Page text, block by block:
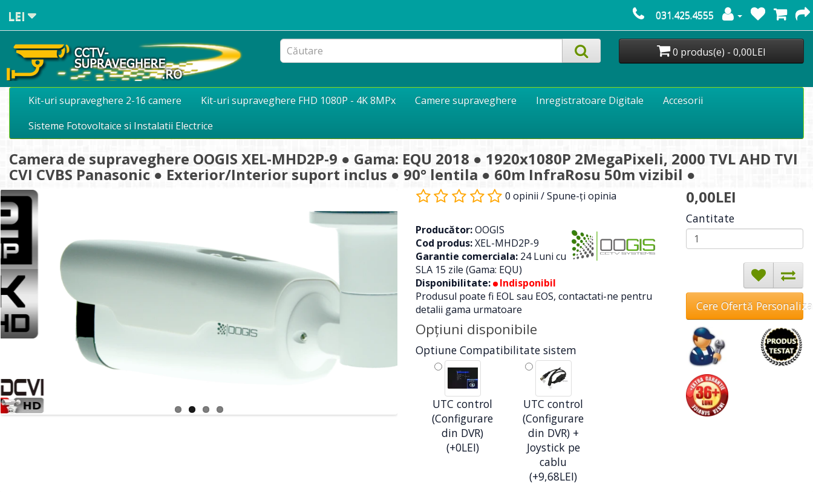
LEI 031.425.4555
0 produs(e) - 0,00LEI
Kit-uri supraveghere 2-16 camere Kit-uri supraveghere FHD 1080P - 4K 8MPx Camere supraveghere Inregistratoare Digitale
Accesorii
Sisteme Fotovoltaice si Instalatii Electrice
Camera de supraveghere OOGIS XEL-MHD2P-9 ● Gama: EQU 2018 ● 1920x1080P 2MegaPixeli, 2000 TVL AHD TVI
CVI CVBS Panasonic ● Exterior/Interior suport inclus ● 90° lentila ● 60m InfraRosu 50m vizibil ●
0 opinii /Spune-ţi opinia
Producător:OOGIS
Cod produs:XEL-MHD2P-9
Garantie comerciala: 24 Luni cu
SLA 15 zile (Gama: EQU)
Disponibilitate:
Indisponibil
Produsul poate fi EOL sau EOS, contactati-ne pentru
detalii gama urmatoare
Opţiuni disponibile
Optiune Compatibilitate sistem
UTC control
(Configurare
din DVR)
(+0LEI)
UTC control
(Configurare
din DVR) +
Joystick pe
cablu
(+9,68LEI)
0,00LEI
Cantitate
Cere Ofertă